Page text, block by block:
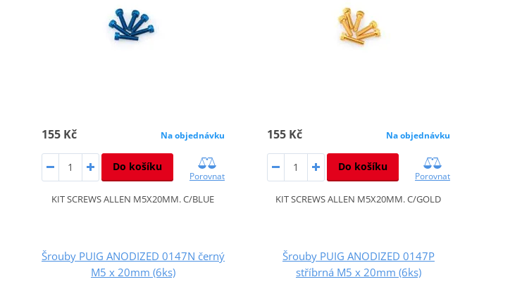
155 Kč Na objednávku
Do košíku
Porovnat
KIT SCREWS ALLEN M5X20MM. C/BLUE
155 Kč Na objednávku
Do košíku
Porovnat
KIT SCREWS ALLEN M5X20MM. C/GOLD
Šrouby PUIG ANODIZED 0147N černý
M5 x 20mm (6ks)
Šrouby PUIG ANODIZED 0147P
stříbrná M5 x 20mm (6ks)